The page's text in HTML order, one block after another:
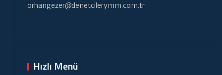
orhangezer@denetcilerymm.com.tr
Hızlı Menü